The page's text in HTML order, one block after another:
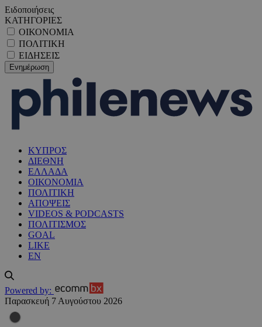
Ειδοποιήσεις
ΚΑΤΗΓΟΡΙΕΣ
ΟΙΚΟΝΟΜΙΑ
ΠΟΛΙΤΙΚΗ
ΕΙΔΗΣΕΙΣ
ΚΥΠΡΟΣ
ΔΙΕΘΝΗ
ΕΛΛΑΔΑ
ΟΙΚΟΝΟΜΙΑ
ΠΟΛΙΤΙΚΗ
ΑΠΟΨΕΙΣ
VIDEOS & PODCASTS
ΠΟΛΙΤΙΣΜΟΣ
GOAL
LIKE
EN
Powered by:
Παρασκευή 7 Αυγούστου 2026